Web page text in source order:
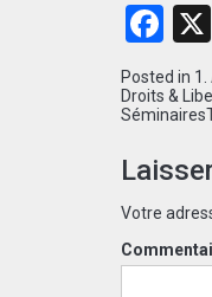
Posted in
Droits &
Séminaires
Votre